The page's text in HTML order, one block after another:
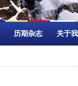
历期杂志 关于